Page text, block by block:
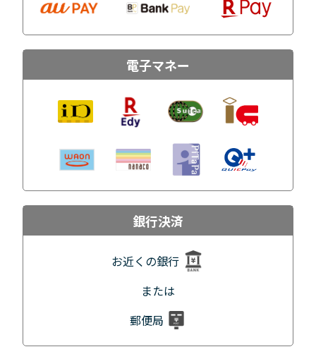
電子マネー
銀行決済
お近くの銀行
または
郵便局